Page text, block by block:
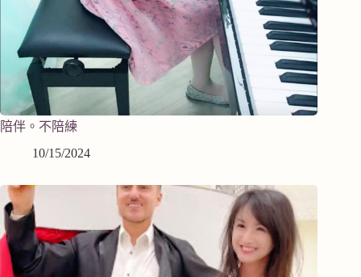
陪伴。不陪練
10/15/2024